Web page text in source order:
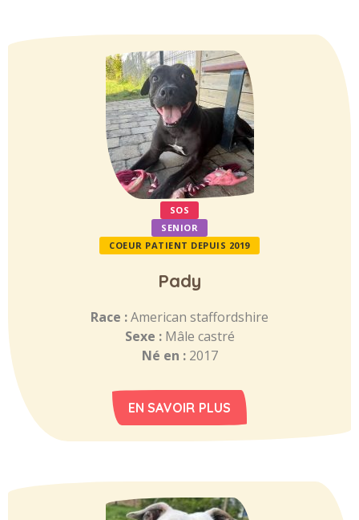
SOS
SENIOR
COEUR PATIENT DEPUIS 2019
Pady
Race :American staffordshire
Sexe : Mâle castré
Né en : 2017
EN SAVOIR PLUS